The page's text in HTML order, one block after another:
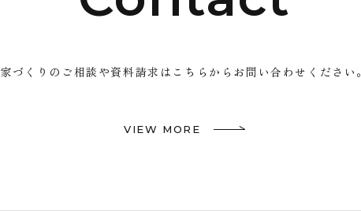
家づくりのご相談や資料請求はこちらから お問い合わせください
VIEW MORE